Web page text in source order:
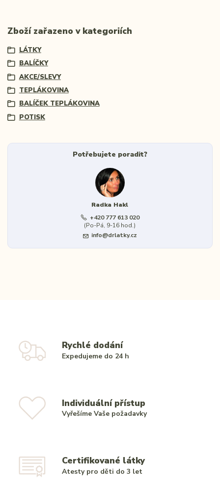
Zboží zařazeno v kategoriích
LÁTKY
BALÍČKY
AKCE/SLEVY
TEPLÁKOVINA
BALÍČEK TEPLÁKOVINA
POTISK
Potřebujete poradit?
Radka Hakl
+420 777 613 020
(Po-Pá, 9-16 hod.)
info@drlatky.cz
Rychlé dodání
Expedujeme do 24 h
Individuální přístup
Vyřešíme Vaše požadavky
Certifikované látky
Atesty pro děti do 3 let